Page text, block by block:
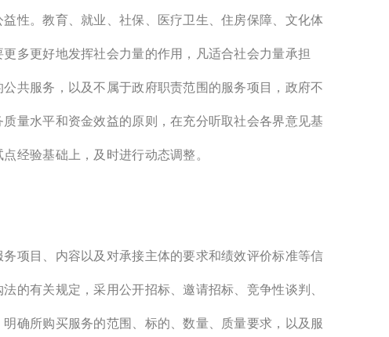
性。教育、就业、社保、医疗卫生、住房保障、文化体
多更好地发挥社会力量的作用，凡适合社会力量承担
共服务，以及不属于政府职责范围的服务项目，政府不
量水平和资金效益的原则，在充分听取社会各界意见基
经验基础上，及时进行动态调整。
项目、内容以及对承接主体的要求和绩效评价标准等信
的有关规定，采用公开招标、邀请招标、竞争性谈判、
确所购买服务的范围、标的、数量、质量要求，以及服